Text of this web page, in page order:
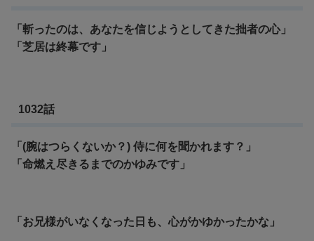
「斬ったのは、あなたを信じようとしてきた拙者の心」
「芝居は終幕です」
1032話
「(腕はつらくないか？) 侍に何を聞かれます？」
「命燃え尽きるまでのかゆみです」
「お兄様がいなくなった日も、心がかゆかったかな」